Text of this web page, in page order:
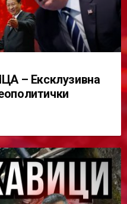
– Ексклузивна